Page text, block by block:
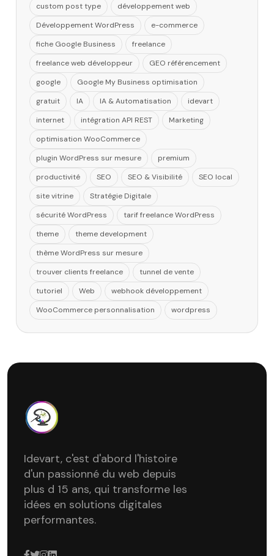
custom post type
développement web
Développement WordPress
e-commerce
fiche Google Business
freelance
freelance web développeur
GEO référencement
google
Google My Business optimisation
gratuit
IA IA & Automatisation
idevart
internet
intégration API REST
Marketing
optimisation WooCommerce
plugin WordPress sur mesure
premium
productivité
SEO SEO & Visibilité
SEO local
site vitrine
Stratégie Digitale
sécurité WordPress
tarif freelance WordPress
theme
theme development
thème WordPress sur mesure
trouver clients freelance
tunnel de vente
tutoriel
Web
webhook développement
WooCommerce personnalisation
wordpress
Idevart, c'est d'abord l'histoire
d'un passionné du web depuis
plus d 15 ans, qui transforme les
idées en solutions digitales
performantes.